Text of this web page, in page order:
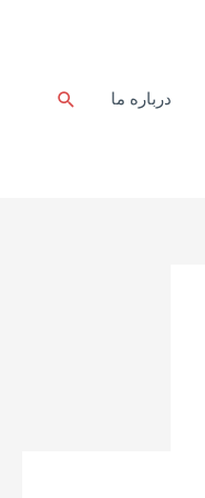
درباره ما جستجو